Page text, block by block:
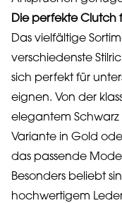
Die perfekte Clutch
Das vielfältige
verschiedenste
sich perfekt für
eignen. Von der
elegantem Schwarz
Variante in Gold
das passende
Besonders beliebt
hochwertigem